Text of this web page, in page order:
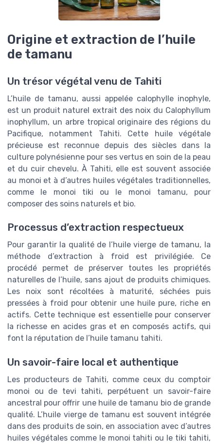
Origine et extraction de l’huile
de tamanu
Un trésor végétal venu de Tahiti
L’huile de tamanu, aussi appelée calophylle inophyle,
est un produit naturel extrait des noix du Calophyllum
inophyllum, un arbre tropical originaire des régions du
Pacifique, notamment Tahiti. Cette huile végétale
précieuse est reconnue depuis des siècles dans la
culture polynésienne pour ses vertus en soin de la peau
et du cuir chevelu. À Tahiti, elle est souvent associée
au monoi et à d’autres huiles végétales traditionnelles,
comme le monoi tiki ou le monoi tamanu, pour
composer des soins naturels et bio.
Processus d’extraction respectueux
Pour garantir la qualité de l’huile vierge de tamanu, la
méthode d’extraction à froid est privilégiée. Ce
procédé permet de préserver toutes les propriétés
naturelles de l’huile, sans ajout de produits chimiques.
Les noix sont récoltées à maturité, séchées puis
pressées à froid pour obtenir une huile pure, riche en
actifs. Cette technique est essentielle pour conserver
la richesse en acides gras et en composés actifs, qui
font la réputation de l’huile tamanu tahiti.
Un savoir-faire local et authentique
Les producteurs de Tahiti, comme ceux du comptoir
monoi ou de tevi tahiti, perpétuent un savoir-faire
ancestral pour offrir une huile de tamanu bio de grande
qualité. L’huile vierge de tamanu est souvent intégrée
dans des produits de soin, en association avec d’autres
huiles végétales comme le monoi tahiti ou le tiki tahiti,